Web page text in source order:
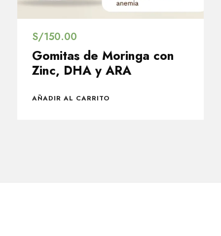
S/150.00
Gomitas de Moringa con
Zinc, DHA y ARA
AÑADIR AL CARRITO